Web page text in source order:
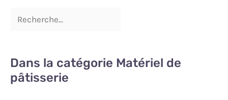
Dans la catégorie Matériel de
pâtisserie